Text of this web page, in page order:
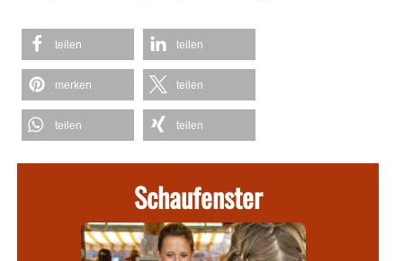
teilen teilen
merken teilen
teilen teilen
Schaufenster